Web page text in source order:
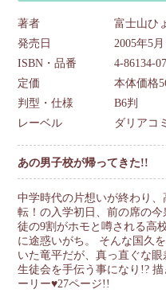
著者
富士山ひ
発売日
2005年5月
ISBN・品番
4-86134-
定価
本体価格
判型・仕様
B6判
レーベル
ダリアコ
あの男子校が帰ってきた!!
中学時代の片想いが終わり
転！の入学初日、前の席の
徒の9割がホモと噂される高
に途惑いがち。 そんな国久
いた竜平だが、真っ直ぐな
生徒会を手伝う事になり!?
ーリー♥27ページ!!